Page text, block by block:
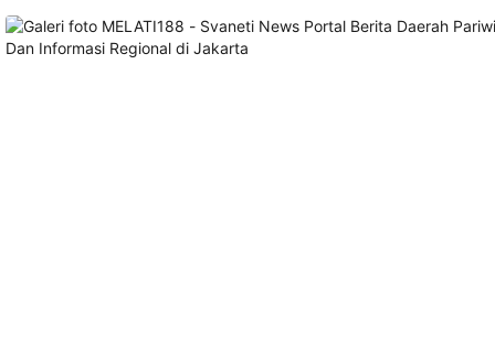
memesan,
semua